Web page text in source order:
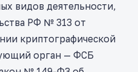
видов деятельности,
РФ № 313 от
криптографической
орган — ФСБ